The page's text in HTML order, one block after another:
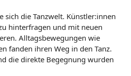
sich die Tanzwelt. Künstler:innen
hinterfragen und mit neuen
Alltagsbewegungen wie
fanden ihren Weg in den Tanz.
die direkte Begegnung wurden